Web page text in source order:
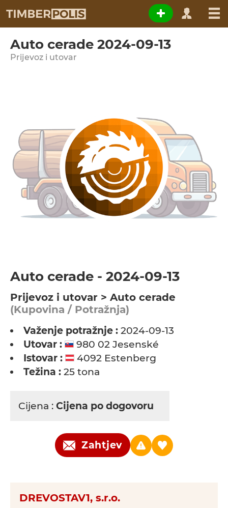
Auto cerade 2024-09-13
Prijevoz i utovar
Auto cerade - 2024-09-13
Prijevoz i utovar > Auto cerade
(Kupovina / Potražnja)
Važenje potražnje : 2024-09-13
Utovar :
980 02 Jesenské
Istovar :
4092 Estenberg
Težina : 25 tona
Cijena : Cijena po dogovoru
Zahtjev
DREVOSTAV1, s.r.o.